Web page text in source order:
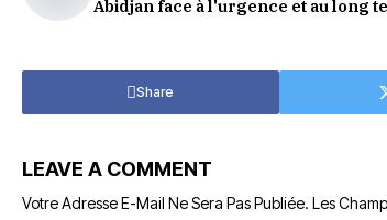
Abidjan face à l'urgence et au long
Share
LEAVE A COMMENT
Votre Adresse E-Mail Ne Sera Pas Publiée. Les